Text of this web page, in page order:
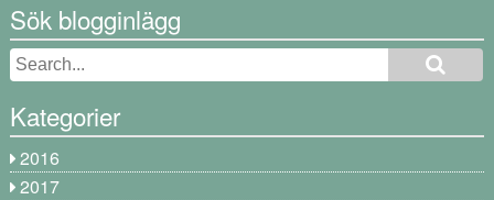
Sök blogginlägg
Kategorier
2016
2017